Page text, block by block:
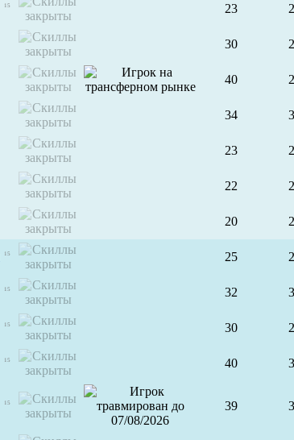
15 23 2
30 2
40 2
34 3
23 2
22 2
20 2
15 25 2
15 32 3
15 30 2
15 40 3
15 39 3